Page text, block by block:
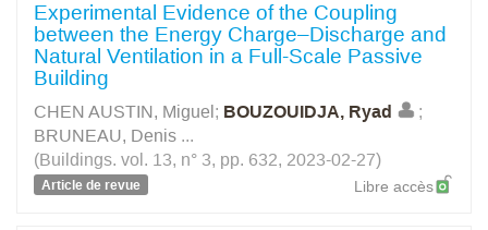
Experimental Evidence of the Coupling
between the Energy Charge–Discharge and
Natural Ventilation in a Full-Scale Passive
Building
CHEN AUSTIN, Miguel ; BOUZOUIDJA, Ryad
;
BRUNEAU, Denis ...
(Buildings. vol. 13, n° 3, pp. 632, 2023-02-27)
Article de revue Libre accès